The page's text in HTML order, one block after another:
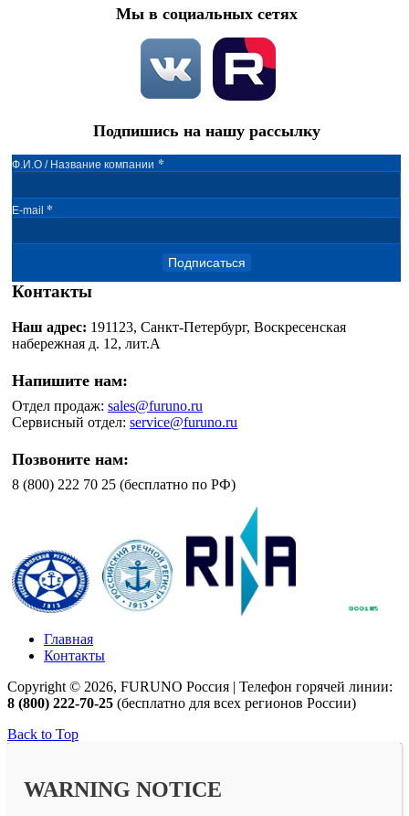
Мы в социальных сетях
Подпишись на нашу рассылку
Ф.И.О / Название компании *
E-mail *
Подписаться
Контакты
Наш адрес: 191123, Санкт-Петербург, Воскресенская
набережная д. 12, лит.А
Напишите нам:
Отдел продаж:sales@furuno.ru
Сервисный отдел:service@furuno.ru
Позвоните нам:
8 (800) 222 70 25 (бесплатно по РФ)
Главная
Контакты
Copyright © 2026, FURUNO Россия | Телефон горячей линии:
8 (800) 222-70-25 (бесплатно для всех регионов России)
Back to Top
WARNING NOTICE